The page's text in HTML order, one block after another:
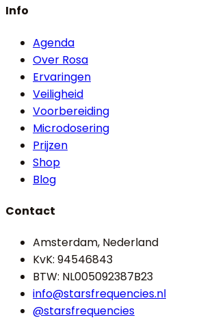
Info
Agenda
Over Rosa
Ervaringen
Veiligheid
Voorbereiding
Microdosering
Prijzen
Shop
Blog
Contact
Amsterdam, Nederland
KvK: 94546843
BTW: NL005092387B23
info@starsfrequencies.nl
@starsfrequencies